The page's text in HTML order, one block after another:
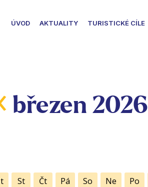
ÚVOD AKTUALITY TURISTICKÉ CÍLE
březen 2026
St
Čt
Pá
So
Ne
Po